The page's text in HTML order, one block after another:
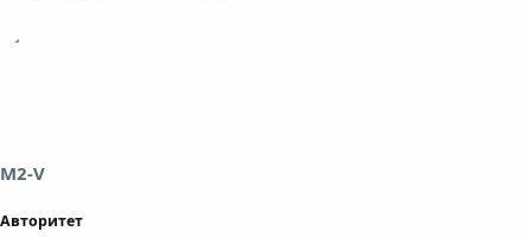
M2-V
Авторитет